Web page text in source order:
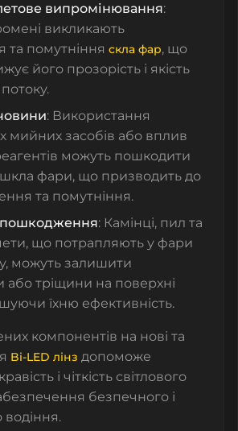
випромінювання:
викликають
та помутніння скла фар, що
його прозорість і якість
: Використання
мийних засобів або вплив
можуть пошкодити
фари, що призводить до
та помутніння.
пошкодження: Камінці, пил та
що потрапляють у фари
можуть залишити
тріщини на поверхні
їхню ефективність.
компонентів на нові та
Bi-LED лінз допоможе
і чіткість світлового
безпечного і